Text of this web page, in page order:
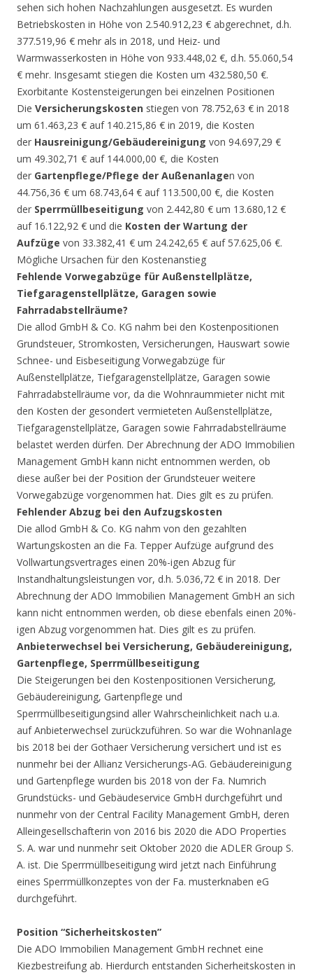
sehen sich hohen Nachzahlungen ausgesetzt. Es wurden
Betriebskosten in Höhe von 2.540.912,23 € abgerechnet, d.h.
377.519,96 € mehr als in 2018, und Heiz- und
Warmwasserkosten in Höhe von 933.448,02 €, d.h. 55.060,54
€ mehr. Insgesamt stiegen die Kosten um 432.580,50 €.
Exorbitante Kostensteigerungen bei einzelnen Positionen
Die Versicherungskosten stiegen von 78.752,63 € in 2018
um 61.463,23 € auf 140.215,86 € in 2019, die Kosten
der Hausreinigung/Gebäudereinigung von 94.697,29 €
um 49.302,71 € auf 144.000,00 €, die Kosten
der Gartenpflege/Pflege der Außenanlagen von
44.756,36 € um 68.743,64 € auf 113.500,00 €, die Kosten
der Sperrmüllbeseitigung von 2.442,80 € um 13.680,12 €
auf 16.122,92 € und die Kosten der Wartung der
Aufzüge von 33.382,41 € um 24.242,65 € auf 57.625,06 €.
Mögliche Ursachen für den Kostenanstieg
Fehlende Vorwegabzüge für Außenstellplätze,
Tiefgaragenstellplätze, Garagen sowie
Fahrradabstellräume?
Die allod GmbH & Co. KG nahm bei den Kostenpositionen
Grundsteuer, Stromkosten, Versicherungen, Hauswart sowie
Schnee- und Eisbeseitigung Vorwegabzüge für
Außenstellplätze, Tiefgaragenstellplätze, Garagen sowie
Fahrradabstellräume vor, da die Wohnraummieter nicht mit
den Kosten der gesondert vermieteten Außenstellplätze,
Tiefgaragenstellplätze, Garagen sowie Fahrradabstellräume
belastet werden dürfen. Der Abrechnung der ADO Immobilien
Management GmbH kann nicht entnommen werden, ob
diese außer bei der Position der Grundsteuer weitere
Vorwegabzüge vorgenommen hat. Dies gilt es zu prüfen.
Fehlender Abzug bei den Aufzugskosten
Die allod GmbH & Co. KG nahm von den gezahlten
Wartungskosten an die Fa. Tepper Aufzüge aufgrund des
Vollwartungsvertrages einen 20%-igen Abzug für
Instandhaltungsleistungen vor, d.h. 5.036,72 € in 2018. Der
Abrechnung der ADO Immobilien Management GmbH an sich
kann nicht entnommen werden, ob diese ebenfals einen 20%-
igen Abzug vorgenommen hat. Dies gilt es zu prüfen.
Anbieterwechsel bei Versicherung, Gebäudereinigung,
Gartenpflege, Sperrmüllbeseitigung
Die Steigerungen bei den Kostenpositionen Versicherung,
Gebäudereinigung, Gartenpflege und
Sperrmüllbeseitigungsind aller Wahrscheinlichkeit nach u.a.
auf Anbieterwechsel zurückzuführen. So war die Wohnanlage
bis 2018 bei der Gothaer Versicherung versichert und ist es
nunmehr bei der Allianz Versicherungs-AG. Gebäudereinigung
und Gartenpflege wurden bis 2018 von der Fa. Numrich
Grundstücks- und Gebäudeservice GmbH durchgeführt und
nunmehr von der Central Facility Management GmbH, deren
Alleingesellschafterin von 2016 bis 2020 die ADO Properties
S. A. war und nunmehr seit Oktober 2020 die ADLER Group S.
A. ist. Die Sperrmüllbeseitigung wird jetzt nach Einführung
eines Sperrmüllkonzeptes von der Fa. musterknaben eG
durchgeführt.
Position “Sicherheitskosten”
Die ADO Immobilien Management GmbH rechnet eine
Kiezbestreifung ab. Hierdurch entstanden Sicherheitskosten in